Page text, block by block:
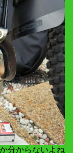
分からないよね